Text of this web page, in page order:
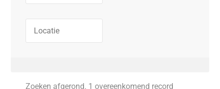
Zoeken afgerond. 1 overeenkomend record